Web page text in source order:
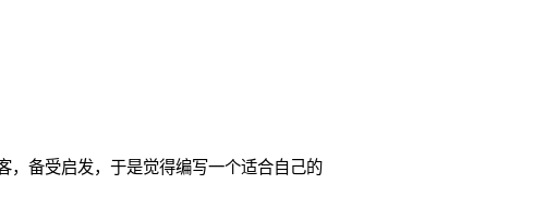
，备受启发，于是觉得编写一个适合自己的